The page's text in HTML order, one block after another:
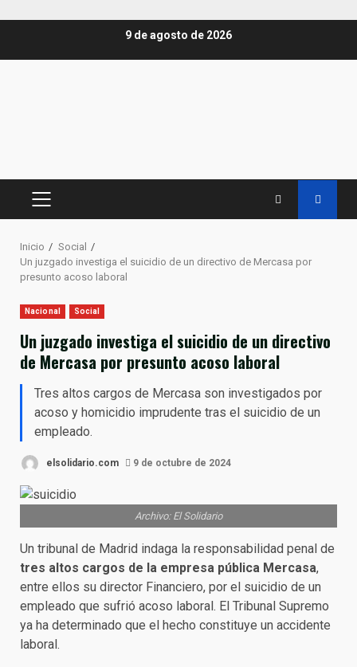
9 de agosto de 2026
MENÚ
Inicio
Social
Un juzgado investiga el suicidio de un directivo de Mercasa por
presunto acoso laboral
Nacional Social
Un juzgado investiga el suicidio de un directivo
de Mercasa por presunto acoso laboral
Tres altos cargos de Mercasa son investigados por
acoso y homicidio imprudente tras el suicidio de un
empleado.
elsolidario.com 9 de octubre de 2024
Archivo: El Solidario
Un tribunal de Madrid indaga la responsabilidad penal de
tres altos cargos de la empresa pública Mercasa,
entre ellos su director Financiero, por el suicidio de un
empleado que sufrió acoso laboral. El Tribunal Supremo
ya ha determinado que el hecho constituye un accidente
laboral.